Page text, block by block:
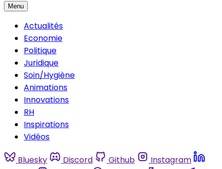
Menu
Actualités
Economie
Politique
Juridique
Soin/Hygiène
Animations
Innovations
RH
Inspirations
Vidéos
Bluesky Discord Github
Instagram